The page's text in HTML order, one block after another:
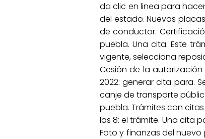
da clic en linea para
del estado. Nuevas
de conductor.
puebla. Una cita. Este
vigente, selecciona
Cesión de la
2022: generar cita para.
canje de transporte
puebla. Trámites con
las 8: el trámite. Una cita
Foto y finanzas del